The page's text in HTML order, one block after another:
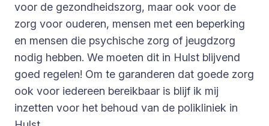
voor de gezondheidszorg, maar ook voor de
zorg voor ouderen, mensen met een beperking
en mensen die psychische zorg of jeugdzorg
nodig hebben. We moeten dit in Hulst blijvend
goed regelen! Om te garanderen dat goede zorg
ook voor iedereen bereikbaar is blijf ik mij
inzetten voor het behoud van de polikliniek in